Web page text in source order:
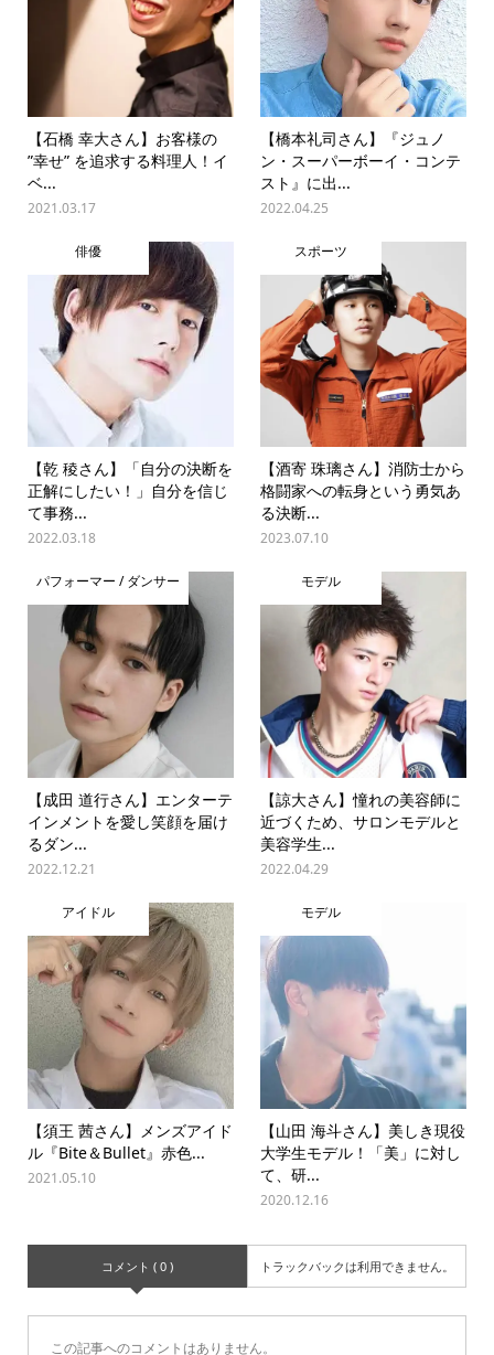
【石橋 幸大さん】お客様の
”幸せ” を追求する料理人！イ
ベ...
2021.03.17
【橋本礼司さん】『ジュノ
ン・スーパーボーイ・コンテ
スト』に出...
2022.04.25
俳優
【乾 稜さん】「自分の決断を
正解にしたい！」自分を信じ
て事務...
2022.03.18
スポーツ
【酒寄 珠璃さん】消防士から
格闘家への転身という勇気あ
る決断...
2023.07.10
パフォーマー / ダンサー
【成田 道行さん】エンターテ
インメントを愛し笑顔を届け
るダン...
2022.12.21
モデル
【諒大さん】憧れの美容師に
近づくため、サロンモデルと
美容学生...
2022.04.29
アイドル
【須王 茜さん】メンズアイド
ル『Bite＆Bullet』赤色...
2021.05.10
モデル
【山田 海斗さん】美しき現役
大学生モデル！「美」に対し
て、研...
2020.12.16
コメント ( 0 ) トラックバックは利用できません。
この記事へのコメントはありません。